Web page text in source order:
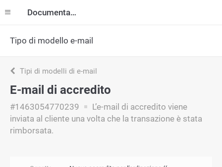
Documentazione
Tipo di modello e-mail
Tipi di modelli di e-mail
E-mail di accredito
#1463054770239
L’e-mail di accredito viene
inviata al cliente una volta che la transazione è stata
rimborsata.